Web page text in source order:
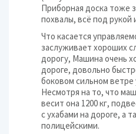
Приборная доска тоже
похвалы, всё под рукой
Что касается
заслуживает хороших
дорогу, Машина очень
дороге, довольно
боковом сильном
Несмотря на то, что
весит она 1200 кг,
с ухабами на дороге, а
полицейскими.